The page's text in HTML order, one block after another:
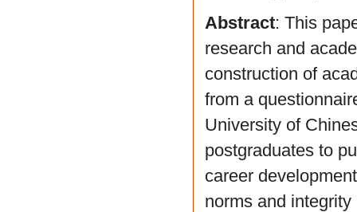
Abstract: This
research and
construction of
from a
University of
postgraduates to
career
norms and